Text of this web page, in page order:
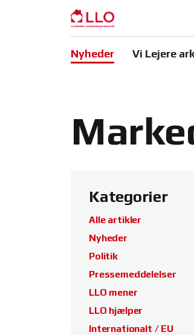
Nyheder Vi Lejere
Kategorier
Alle artikler
Nyheder
Politik
Pressemeddelelser
LLO mener
LLO hjælper
Internationalt / EU